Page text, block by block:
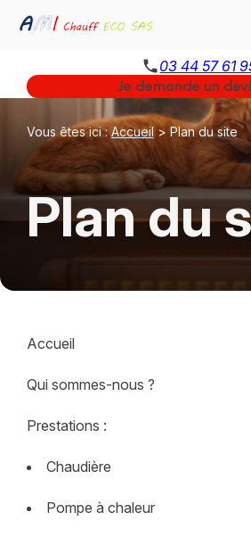
phone03 44 57 61
Je demande un
Vous êtes ici :Accueil > Plan du site
Plan du
Accueil
Qui sommes-nous ?
Prestations
Chaudière
Pompe à chaleur